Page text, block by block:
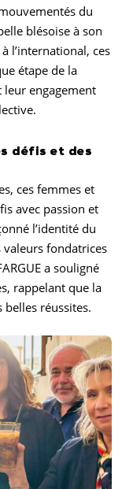
du
blésoise à son
l’international, ces
étape de la
leur engagement
défis et des
ces femmes et
avec passion et
l’identité du
valeurs fondatrices
a souligné
rappelant que la
réussites.